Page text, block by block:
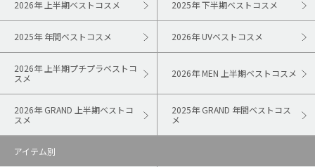
2026年 上半期ベストコスメ 2025年 下半期ベストコスメ
2025年 年間ベストコスメ 2026年 UVベストコスメ
2026年 上半期プチプラベストコ
スメ
2026年 MEN 上半期ベストコスメ
2026年 GRAND 上半期ベストコ
スメ
2025年 GRAND 年間ベストコス
メ
アイテム別